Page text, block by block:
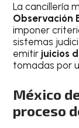
La cancillería
Observación
imponer
sistemas
emitir juicios
tomadas por
México
proceso